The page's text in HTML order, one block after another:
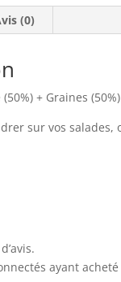
(0)
+ Graines
sur vos salades,
ayant